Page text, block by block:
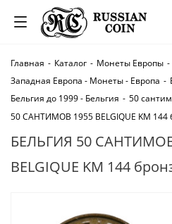
Главная - Каталог - Монеты Европы -
Западная Европа - Монеты - Европа -
Бельгия до 1999 - Бельгия - 50
50 САНТИМОВ 1955 BELGIQUE KM 144
БЕЛЬГИЯ 50
BELGIQUE KM 144